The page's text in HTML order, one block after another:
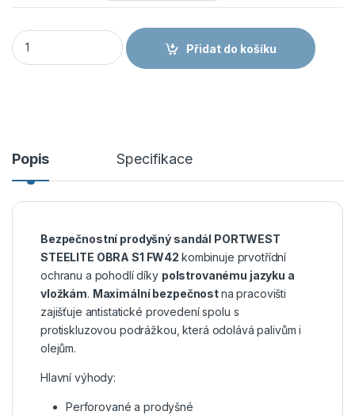
PORTWEST STEELITE OBRA S1 FW42 - Bezpečnostní sandál
Přidat do košíku
Popis Specifikace
Bezpečnostní prodyšný sandál PORTWEST
STEELITE OBRA S1 FW42 kombinuje prvotřídní
ochranu a pohodlí díky polstrovanému jazyku a
vložkám. Maximální bezpečnostna pracovišti
zajišťuje antistatické provedení spolu s
protiskluzovou podrážkou, která odolává palivům i
olejům.
Hlavní výhody:
Perforované a prodyšné